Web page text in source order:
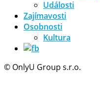
Události
Zajímavosti
Osobnosti
Kultura
© OnlyU Group s.r.o.